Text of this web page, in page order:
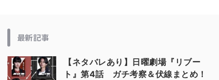
最新記事
【ネタバレあり】日曜劇場『リブー
ト』第4話 ガチ考察＆伏線まとめ！